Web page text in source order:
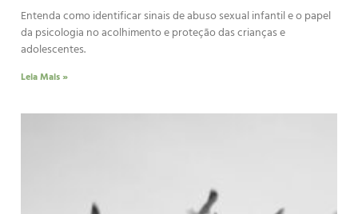
Entenda como identificar sinais de abuso sexual infantil e o papel
da psicologia no acolhimento e proteção das crianças e
adolescentes.
Leia Mais »